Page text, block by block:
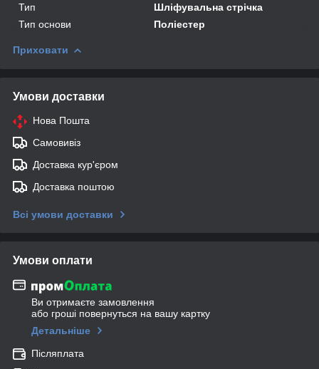
Тип
Шліфувальна стрічка
Тип основи
Поліестер
Приховати
Умови доставки
Нова Пошта
Самовивіз
Доставка кур'єром
Доставка поштою
Всі умови доставки
Умови оплати
Ви отримаєте замовлення
або гроші повернуться на вашу картку
Детальніше
Післяплата